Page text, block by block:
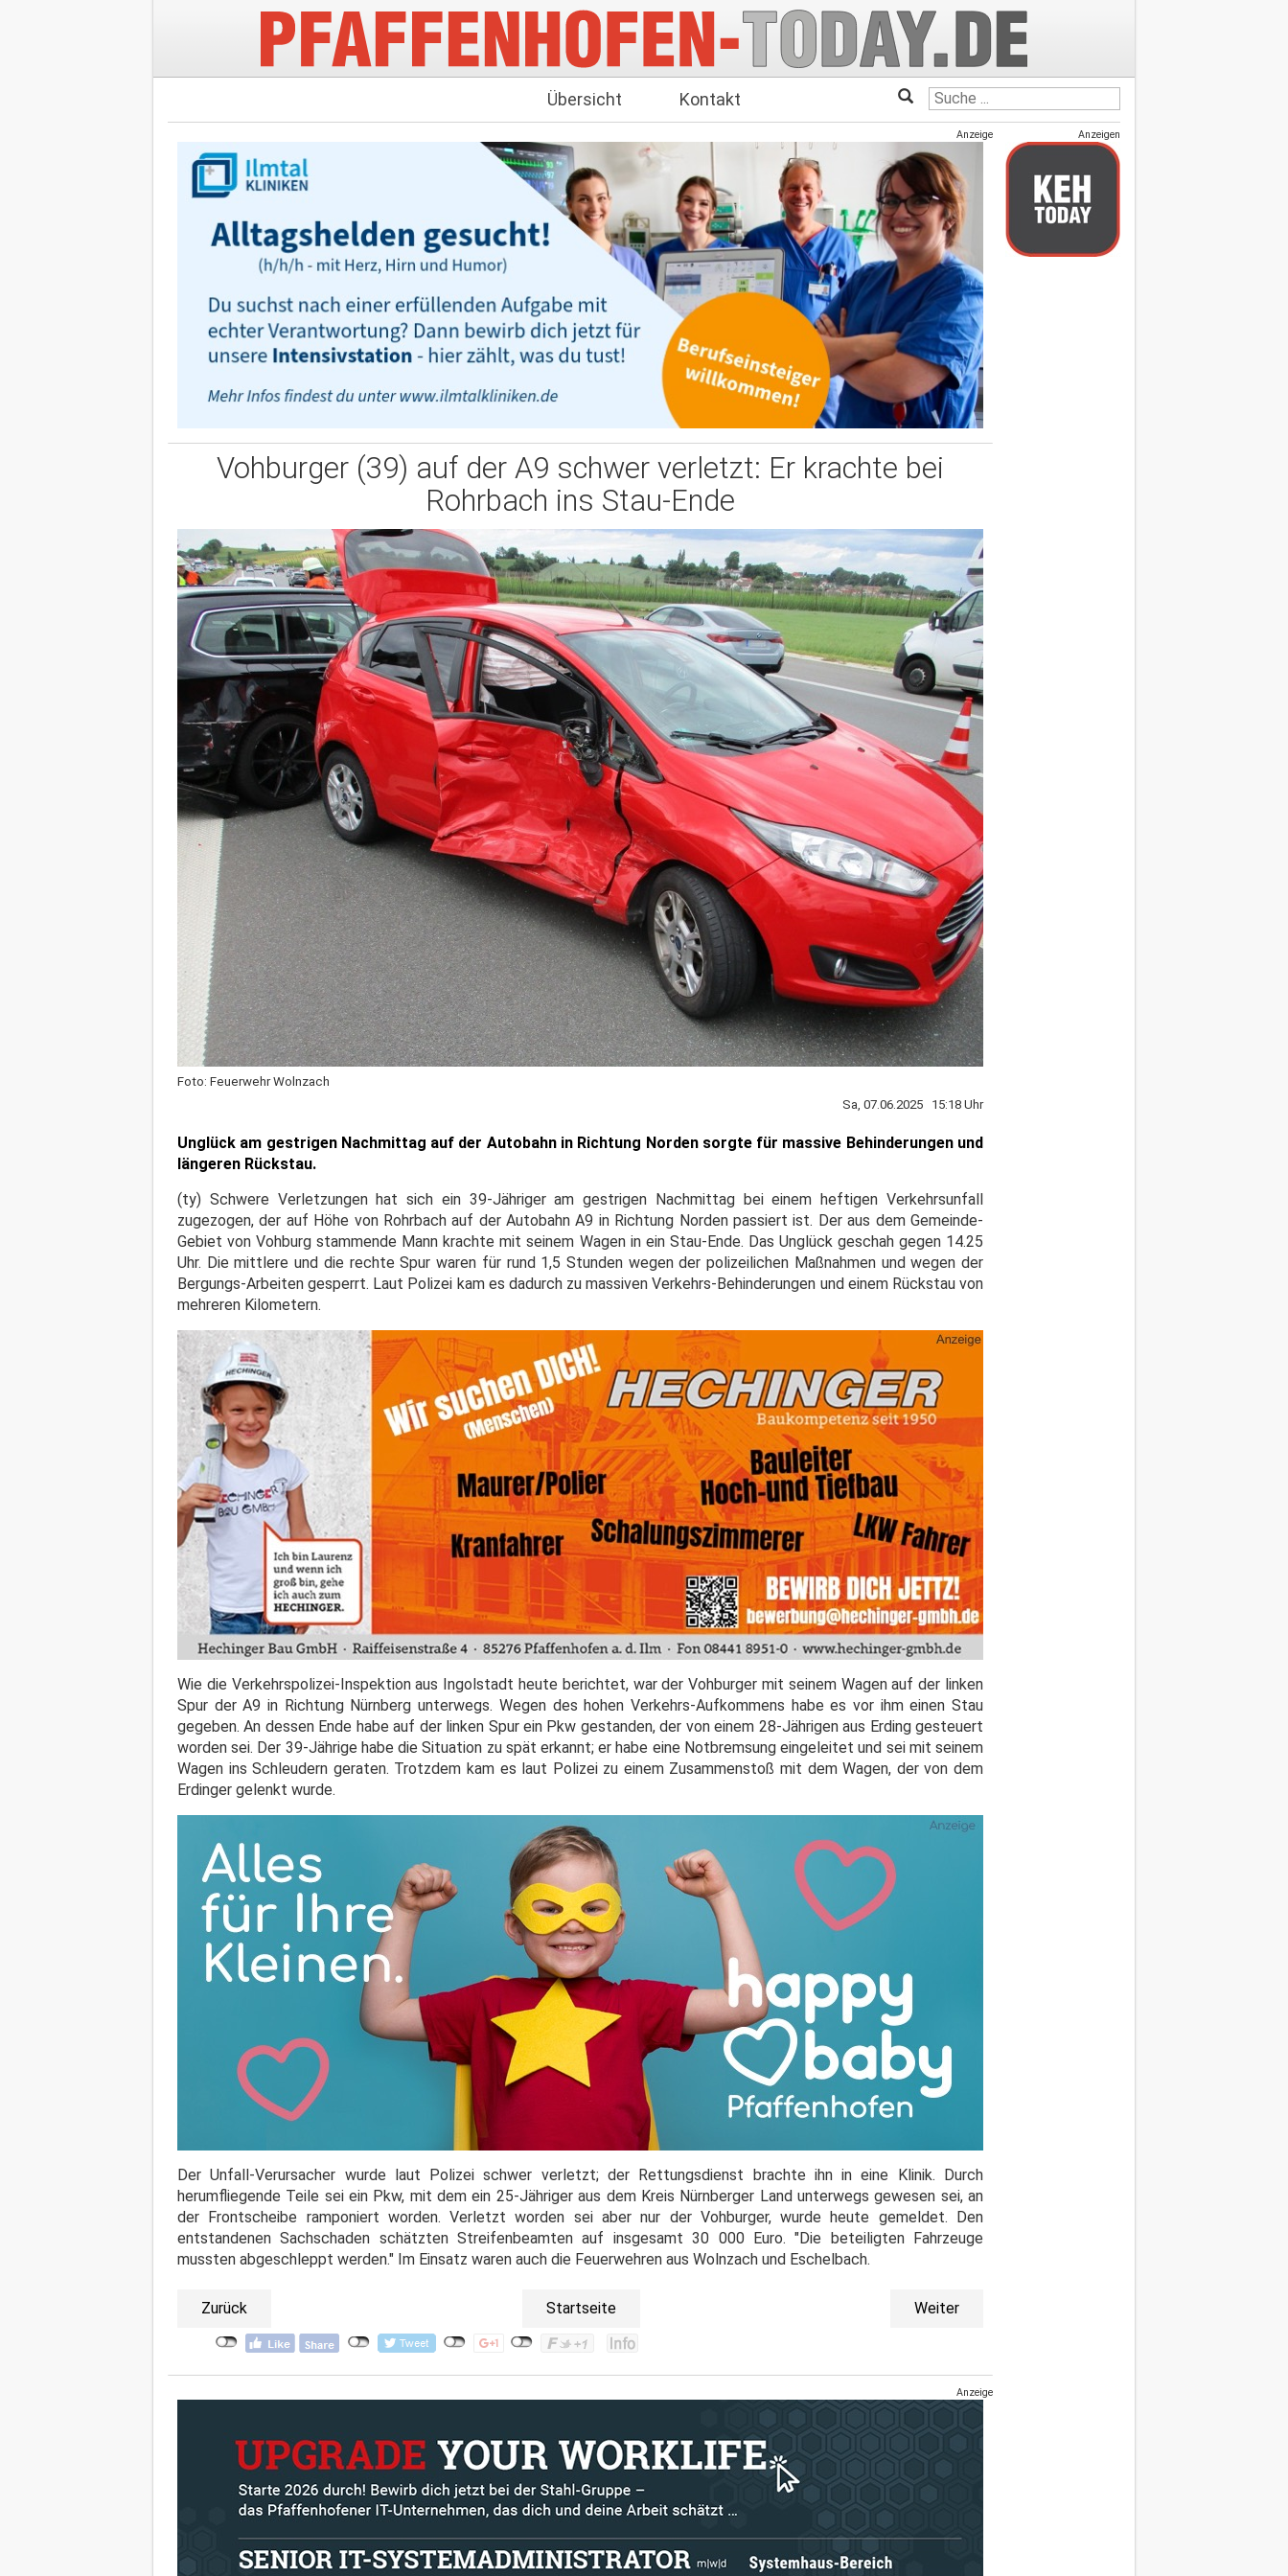
Übersicht Kontakt
Anzeige
Vohburger (39) auf der A9 schwer verletzt: Er krachte bei
Rohrbach ins Stau-Ende
Foto: Feuerwehr Wolnzach
Sa, 07.06.2025 15:18 Uhr
Unglück am gestrigen Nachmittag auf der Autobahn in Richtung Norden sorgte für massive Behinderungen und
längeren Rückstau.
(ty) Schwere Verletzungen hat sich ein 39-Jähriger am gestrigen Nachmittag bei einem heftigen Verkehrsunfall
zugezogen, der auf Höhe von Rohrbach auf der Autobahn A9 in Richtung Norden passiert ist. Der aus dem Gemeinde-
Gebiet von Vohburg stammende Mann krachte mit seinem Wagen in ein Stau-Ende. Das Unglück geschah gegen 14.25
Uhr. Die mittlere und die rechte Spur waren für rund 1,5 Stunden wegen der polizeilichen Maßnahmen und wegen der
Bergungs-Arbeiten gesperrt. Laut Polizei kam es dadurch zu massiven Verkehrs-Behinderungen und einem Rückstau von
mehreren Kilometern.
Wie die Verkehrspolizei-Inspektion aus Ingolstadt heute berichtet, war der Vohburger mit seinem Wagen auf der linken
Spur der A9 in Richtung Nürnberg unterwegs. Wegen des hohen Verkehrs-Aufkommens habe es vor ihm einen Stau
gegeben. An dessen Ende habe auf der linken Spur ein Pkw gestanden, der von einem 28-Jährigen aus Erding gesteuert
worden sei. Der 39-Jährige habe die Situation zu spät erkannt; er habe eine Notbremsung eingeleitet und sei mit seinem
Wagen ins Schleudern geraten. Trotzdem kam es laut Polizei zu einem Zusammenstoß mit dem Wagen, der von dem
Erdinger gelenkt wurde.
Der Unfall-Verursacher wurde laut Polizei schwer verletzt; der Rettungsdienst brachte ihn in eine Klinik. Durch
herumfliegende Teile sei ein Pkw, mit dem ein 25-Jähriger aus dem Kreis Nürnberger Land unterwegs gewesen sei, an
der Frontscheibe ramponiert worden. Verletzt worden sei aber nur der Vohburger, wurde heute gemeldet. Den
entstandenen Sachschaden schätzten Streifenbeamten auf insgesamt 30 000 Euro. "Die beteiligten Fahrzeuge
mussten abgeschleppt werden." Im Einsatz waren auch die Feuerwehren aus Wolnzach und Eschelbach.
Zurück Startseite Weiter
Anzeige
Anzeigen